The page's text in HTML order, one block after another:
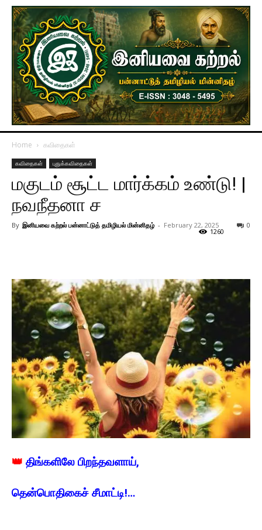
Home கவிதைகள்
கவிதைகள் புதுக்கவிதைகள்
மகுடம் சூட்ட மார்க்கம் உண்டு! |
நவநீதனா ச
By இனியவை கற்றல் பன்னாட்டுத் தமிழியல் மின்னிதழ் - February 22, 2025 0
1260
👑 திங்களிலே பிறந்தவளாய்,
தென்பொதிகைச் சீமாட்டி!…